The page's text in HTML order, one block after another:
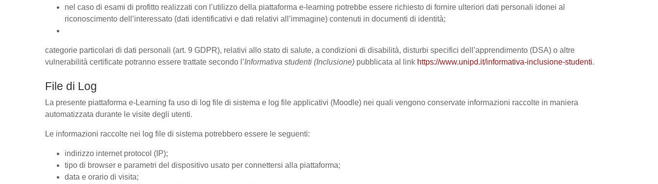
nel caso di esami di profitto realizzati con l’utilizzo della piattaforma e-learning potrebbe essere richiesto di fornire ulteriori dati personali idonei al
riconoscimento dell’interessato (dati identificativi e dati relativi all’immagine) contenuti in documenti di identità;
categorie particolari di dati personali (art. 9 GDPR), relativi allo stato di salute, a condizioni di disabilità, disturbi specifici dell’apprendimento (DSA) o altre
vulnerabilità certificate potranno essere trattate secondo l’Informativa studenti (Inclusione) pubblicata al link https://www.unipd.it/informativa-inclusione-studenti.
File di Log
La presente piattaforma e-Learning fa uso di log file di sistema e log file applicativi (Moodle) nei quali vengono conservate informazioni raccolte in maniera
automatizzata durante le visite degli utenti.
Le informazioni raccolte nei log file di sistema potrebbero essere le seguenti:
indirizzo internet protocol (IP);
tipo di browser e parametri del dispositivo usato per connettersi alla piattaforma;
data e orario di visita;